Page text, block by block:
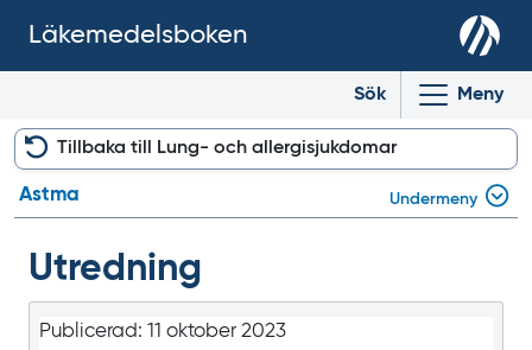
Läkemedelsboken
Sök Meny
Utredning
Publicerad: 11 oktober 2023
Tillbaka till Lung- och allergi­sjukdomar
Astma Undermeny